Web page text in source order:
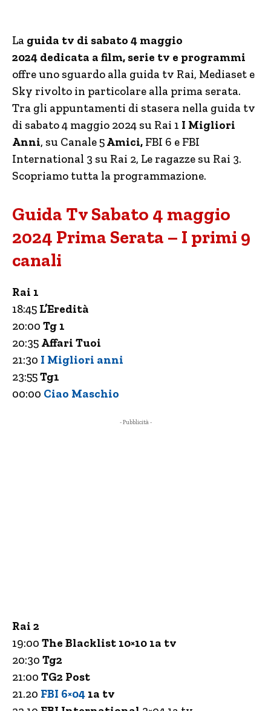
La guida tv di sabato 4 maggio
2024 dedicata a film, serie tv e programmi
offre uno sguardo alla guida tv Rai, Mediaset e
Sky rivolto in particolare alla prima serata.
Tra gli appuntamenti di stasera nella guida tv
di sabato 4 maggio 2024 su Rai 1 I Migliori
Anni, su Canale 5Amici, FBI 6 e FBI
International 3 su Rai 2, Le ragazze su Rai 3.
Scopriamo tutta la programmazione.
Guida Tv Sabato 4 maggio
2024 Prima Serata – I primi 9
canali
Rai 1
18:45 L’Eredità
20:00 Tg 1
20:35 Affari Tuoi
21:30 I Migliori anni
23:55Tg1
00:00 Ciao Maschio
- Pubblicità -
Rai 2
19:00 The Blacklist 10×10 1a tv
20:30 Tg2
21:00 TG2 Post
21.20 FBI 6×04 1a tv